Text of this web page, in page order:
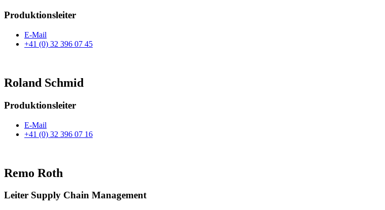
Produktionsleiter
E-Mail
+41 (0) 32 396 07 45
Roland Schmid
Produktionsleiter
E-Mail
+41 (0) 32 396 07 16
Remo Roth
Leiter Supply Chain Management